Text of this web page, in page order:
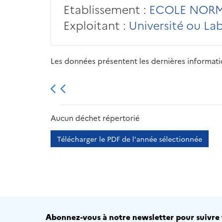
Etablissement : ECOLE
Exploitant : Université ou
Les données présentent les dernières
2013 2014
Aucun déchet répertorié
Télécharger le PDF de l'année sélectionnée
Abonnez-vous à notre newsletter pour suivre